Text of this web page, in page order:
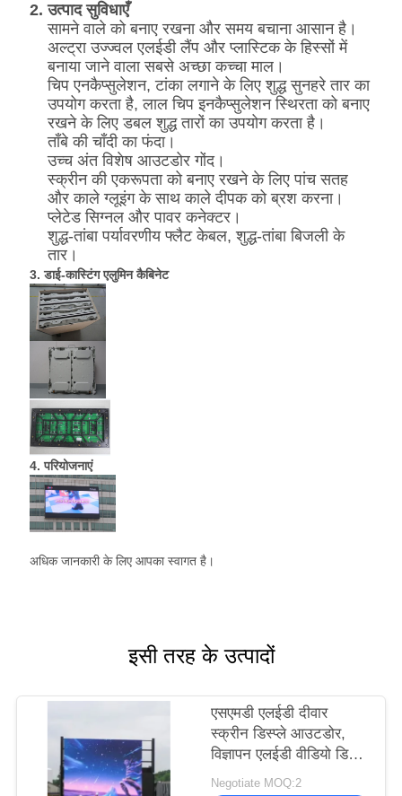
2. उत्पाद सुविधाएँ
सामने वाले को बनाए रखना और समय बचाना आसान है।
अल्ट्रा उज्ज्वल एलईडी लैंप और प्लास्टिक के हिस्सों में
बनाया जाने वाला सबसे अच्छा कच्चा माल।
चिप एनकैप्सुलेशन, टांका लगाने के लिए शुद्ध सुनहरे तार का
उपयोग करता है, लाल चिप इनकैप्सुलेशन स्थिरता को बनाए
रखने के लिए डबल शुद्ध तारों का उपयोग करता है।
ताँबे की चाँदी का फंदा।
उच्च अंत विशेष आउटडोर गोंद।
स्क्रीन की एकरूपता को बनाए रखने के लिए पांच सतह
और काले ग्लूइंग के साथ काले दीपक को ब्रश करना।
प्लेटेड सिग्नल और पावर कनेक्टर।
शुद्ध-तांबा पर्यावरणीय फ्लैट केबल, शुद्ध-तांबा बिजली के
तार।
3. डाई-कास्टिंग एलुमिन कैबिनेट
4. परियोजनाएं
अधिक जानकारी के लिए आपका स्वागत है।
इसी तरह के उत्पादों
एसएमडी एलईडी दीवार
स्क्रीन डिस्प्ले आउटडोर,
विज्ञापन एलईडी वीडियो डिस्प्ले
P6 P8 P10 1R1G1B
Negotiate MOQ:2